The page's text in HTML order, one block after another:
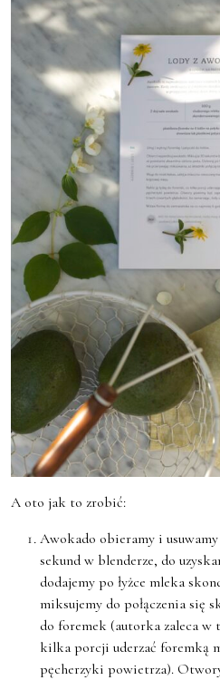
A oto jak to zrobić:
Awokado obieramy i
sekund w blenderze, do
dodajemy po łyżce mleka
miksujemy do połączenia się
do foremek (autorka zaleca w
kilka porcji uderzać foremką
pęcherzyki powietrza).